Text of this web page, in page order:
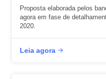
Proposta elaborada pelos
agora em fase de
2020.
Leia agora